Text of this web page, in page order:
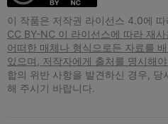
이 작품은 저작권 라이선스 4.0에
CC BY-NC 이 라이선스에 따라 재
어떠한 매체나 형식으로든 자료를
있으며, 저작자에게 출처를 명시해
합의 위반 사항을 발견하신 경우, 당
해 주시기 바랍니다.